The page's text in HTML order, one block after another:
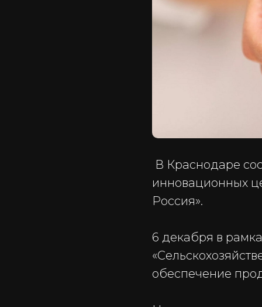
В Краснодаре
инновационных
Россия».
6 декабря в
обеспечение